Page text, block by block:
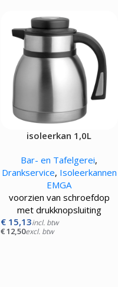
isoleerkan 1,0L
Bar- en Tafelgerei,
Drankservice, Isoleerkannen
EMGA
voorzien van schroefdop
met drukknopsluiting
€15,13incl. btw
€12,50excl. btw